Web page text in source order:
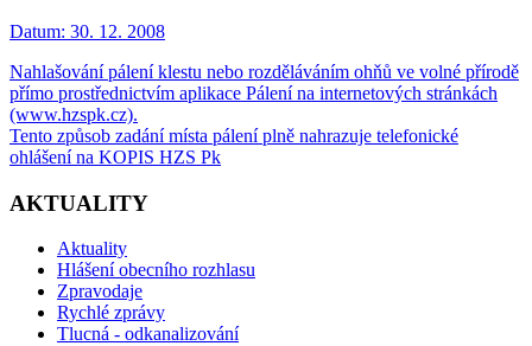
Datum: 30. 12. 2008
Nahlašování pálení klestu nebo rozděláváním ohňů ve volné přírodě
přímo prostřednictvím aplikace Pálení na internetových stránkách
(www.hzspk.cz).
Tento způsob zadání místa pálení plně nahrazuje telefonické
ohlášení na KOPIS HZS Pk
AKTUALITY
Aktuality
Hlášení obecního rozhlasu
Zpravodaje
Rychlé zprávy
Tlucná - odkanalizování